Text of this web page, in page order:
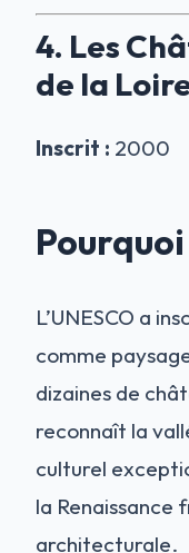
4. Les
de la
Inscrit : 2000
Pourquoi
L’UNESCO a
comme
dizaines de
reconnaît la
culturel
la Renaissance
architecturale.